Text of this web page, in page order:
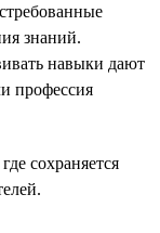
знаний.
навыки дают
профессия
сохраняется